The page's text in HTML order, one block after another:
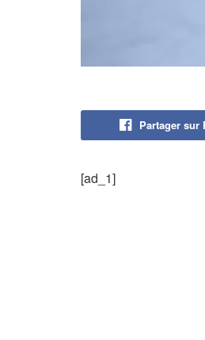
Partager sur
[ad_1]